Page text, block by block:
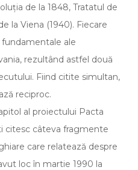
de la 1848, Tratatul de
la Viena (1940). Fiecare
ale
rezultând astfel două
Fiind citite simultan,
reciproc.
al proiectului Pacta
citesc câteva fragmente
care relatează despre
loc în martie 1990 la